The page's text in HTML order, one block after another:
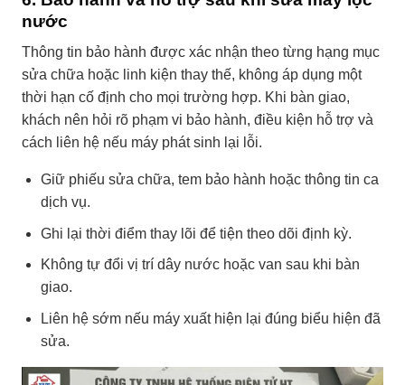
nước
Thông tin bảo hành được xác nhận theo từng hạng mục
sửa chữa hoặc linh kiện thay thế, không áp dụng một
thời hạn cố định cho mọi trường hợp. Khi bàn giao,
khách nên hỏi rõ phạm vi bảo hành, điều kiện hỗ trợ và
cách liên hệ nếu máy phát sinh lại lỗi.
Giữ phiếu sửa chữa, tem bảo hành hoặc thông tin ca
dịch vụ.
Ghi lại thời điểm thay lõi để tiện theo dõi định kỳ.
Không tự đổi vị trí dây nước hoặc van sau khi bàn
giao.
Liên hệ sớm nếu máy xuất hiện lại đúng biểu hiện đã
sửa.